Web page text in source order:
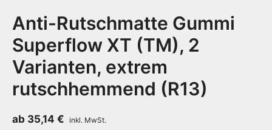
Anti-Rutschmatte Gummi
Superflow XT (TM), 2
Varianten, extrem
rutschhemmend (R13)
ab 35,14 €